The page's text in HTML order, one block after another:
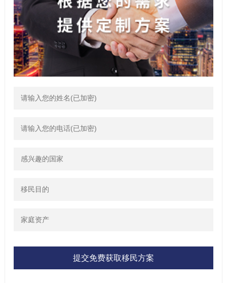
提交免费获取移民方案